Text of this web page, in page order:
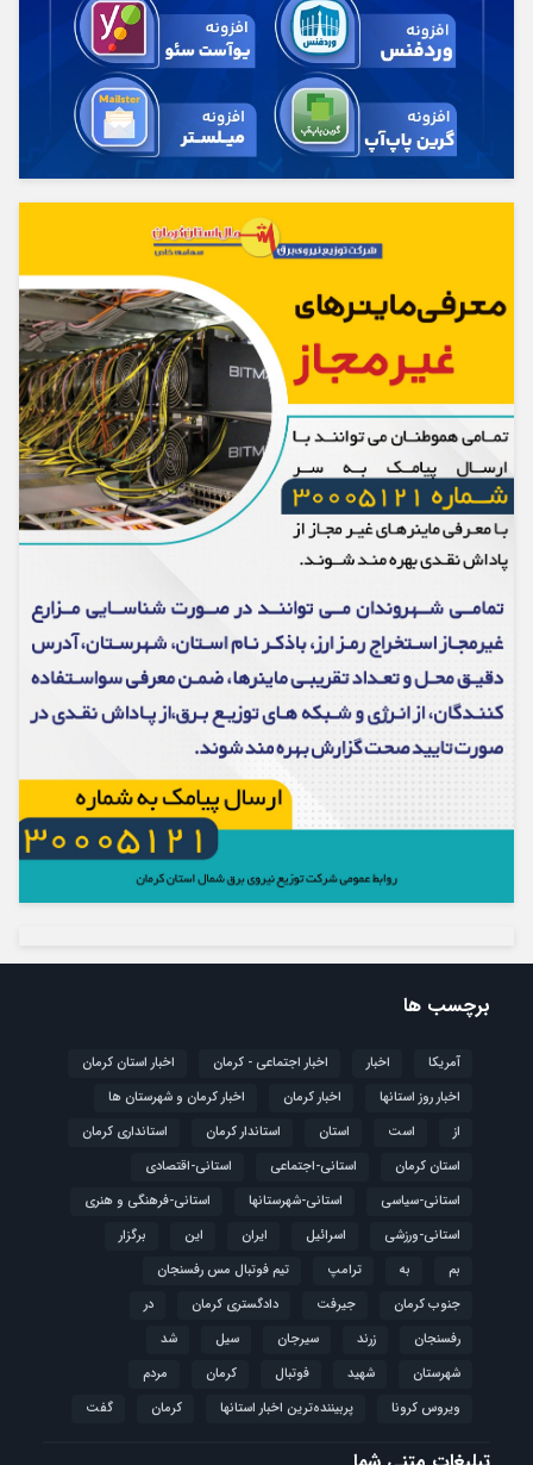
برچسب ها
آمریکا اخبار اخبار اجتماعی - کرمان
اخبار استان کرمان
اخبار روز استانها
اخبار کرمان
اخبار کرمان و شهرستان ها
از
است استان استاندار کرمان
استانداری کرمان
استان کرمان
استانی-اجتماعی
استانی-اقتصادی
استانی-سیاسی
استانی-شهرستانها
استانی-فرهنگی و هنری
استانی-ورزشی
اسرائیل ایران این
برگزار
بم
به ترامپ
تیم فوتبال مس رفسنجان
جنوب کرمان
جیرفت دادگستری کرمان
در
رفسنجان
زرند سیرجان سیل
شد
شهرستان
شهید فوتبال كرمان
مردم
ویروس کرونا
پربیننده‌ترین اخبار استانها کرمان گفت